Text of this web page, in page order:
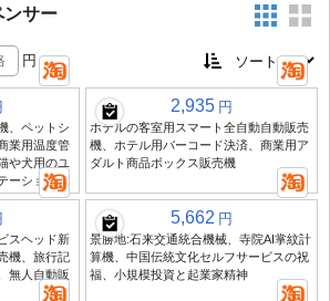
ンサー
円
、ペットシ
業用温度管
や犬用のユ
ーション
2,935 円
ホテルの客室用スマート全自動自動販売
機、ホテル用バーコード決済、商業用ア
ダルト商品ボックス販売機
スヘッド新
機、旅行記
無人自動販
5,662 円
景勝地:石来交通統合機械、寺院AI掌紋計
算機、中国伝統文化セルフサービスの祝
福、小規模投資と起業家精神